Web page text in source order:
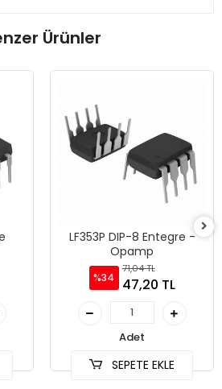
Ürünler
LF353P DIP-8 Entegre -
Opamp
%34
71,04 TL
47,20 TL
Adet
SEPETE EKLE